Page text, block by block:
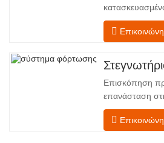
χαλύβδινο
τέσσερις
από την
εκφόρτωση.
Εξοπλισμένο
τροφοδοσίας
Επισκόπηση
επανάσταση
στεγνώματος
προηγμένη